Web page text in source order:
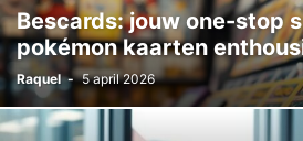
Bescards: jouw one-stop
pokémon kaarten
Raquel - 5 april 2026